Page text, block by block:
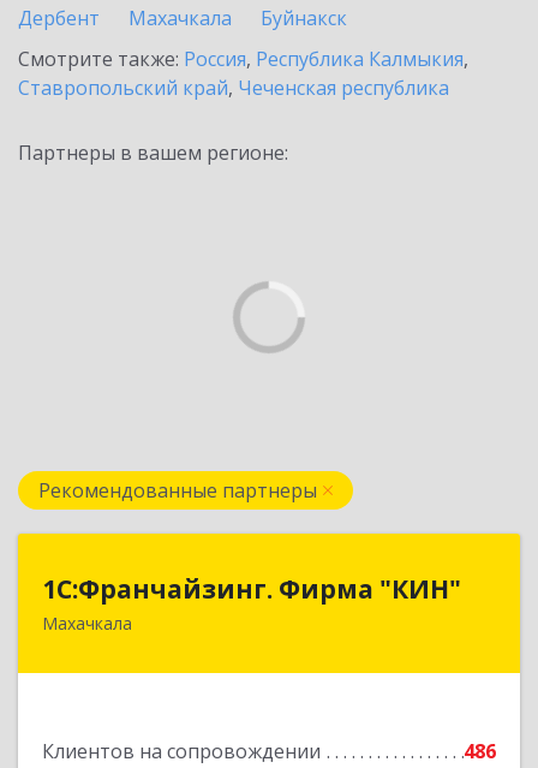
Дербент
Махачкала
Буйнакск
Смотрите также: Россия, Республика Калмыкия,
Ставропольский край, Чеченская республика
Партнеры в вашем регионе:
Рекомендованные партнеры
1С:Франчайзинг. Фирма "КИН"
Махачкала
Клиентов на сопровождении
486
1С:Франчайзинг. Фирма "КИН"
367030, Дагестан Респ, Махачкала г, И.Казака